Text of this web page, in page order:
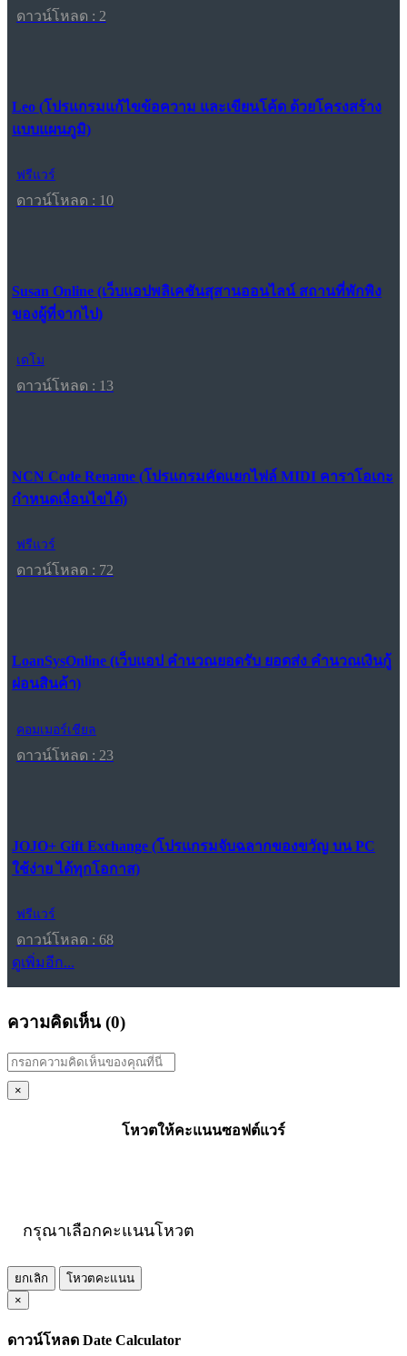
ดาวน์โหลด : 2
Leo (โปรแกรมแก้ไขข้อความ และเขียนโค้ด ด้วยโครงสร้าง
แบบแผนภูมิ)
ฟรีแวร์
ดาวน์โหลด : 10
Susan Online (เว็บแอปพลิเคชันสุสานออนไลน์ สถานที่พักพิง
ของผู้ที่จากไป)
เดโม
ดาวน์โหลด : 13
NCN Code Rename (โปรแกรมคัดแยกไฟล์ MIDI คาราโอเกะ
กำหนดเงื่อนไขได้)
ฟรีแวร์
ดาวน์โหลด : 72
LoanSysOnline (เว็บแอป คำนวณยอดรับ ยอดส่ง คำนวณเงินกู้
ผ่อนสินค้า)
คอมเมอร์เชียล
ดาวน์โหลด : 23
JOJO+ Gift Exchange (โปรแกรมจับฉลากของขวัญ บน PC
ใช้ง่าย ได้ทุกโอกาส)
ฟรีแวร์
ดาวน์โหลด : 68
ดูเพิ่มอีก...
ความคิดเห็น (0)
×
โหวตให้คะแนนซอฟต์แวร์
กรุณาเลือกคะแนนโหวต
ยกเลิก
โหวตคะแนน
×
ดาวน์โหลด Date Calculator